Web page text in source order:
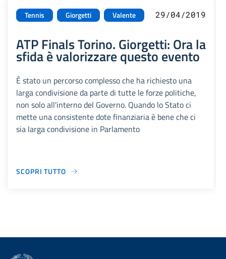
Tennis Giorgetti Valente 29/04/2019
ATP Finals Torino. Giorgetti: Ora la
sfida è valorizzare questo evento
È stato un percorso complesso che ha richiesto una
larga condivisione da parte di tutte le forze politiche,
non solo all'interno del Governo. Quando lo Stato ci
mette una consistente dote finanziaria è bene che ci
sia larga condivisione in Parlamento
SCOPRI TUTTO